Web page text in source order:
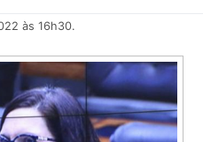
às 16h30.